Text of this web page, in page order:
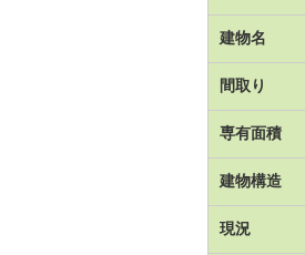
建物名
間取り
専有面積
建物構造
現況